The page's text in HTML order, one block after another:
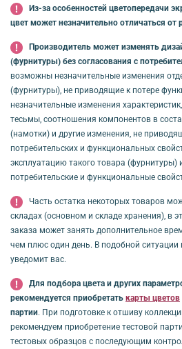
Из-за особенностей цветопередачи
цвет может незначительно отличаться от
Производитель может изменять
(фурнитуры) без согласования с
возможны незначительные изменения
(фурнитуры), не приводящие к потере
незначительные изменения
тесьмы, соотношения компонентов в
(намотки) и другие изменения, не
потребительских и функциональных
эксплуатацию такого товара
потребительские и функциональные
Часть остатка некоторых товаров
складах (основном и складе хранения), в
заказа может занять дополнительное
чем плюс один день. В подобной
уведомит вас.
Для подбора цвета и других
рекомендуется приобретать карты цветов
партии. При подготовке к отшиву
рекомендуем приобретение тестовой
тестовых образцов с последующим